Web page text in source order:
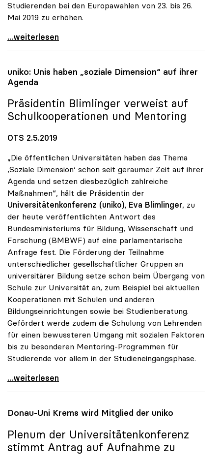
Studierenden bei den Europawahlen von 23. bis 26.
Mai 2019 zu erhöhen.
uniko präsentierte Banner „Universities vote for
...weiterlesen
uniko: Unis haben „soziale Dimension“ auf ihrer
Agenda
Präsidentin Blimlinger verweist auf
Schulkooperationen und Mentoring
OTS 2.5.2019
„Die öffentlichen Universitäten haben das Thema
,Soziale Dimension‘ schon seit geraumer Zeit auf ihrer
Agenda und setzen diesbezüglich zahlreiche
Maßnahmen“, hält die Präsidentin der
Universitätenkonferenz (uniko), Eva Blimlinger, zu
der heute veröffentlichten Antwort des
Bundesministeriums für Bildung, Wissenschaft und
Forschung (BMBWF) auf eine parlamentarische
Anfrage fest. Die Förderung der Teilnahme
unterschiedlicher gesellschaftlicher Gruppen an
universitärer Bildung setze schon beim Übergang von
Schule zur Universität an, zum Beispiel bei aktuellen
Kooperationen mit Schulen und anderen
Bildungseinrichtungen sowie bei Studienberatung.
Gefördert werde zudem die Schulung von Lehrenden
für einen bewussteren Umgang mit sozialen Faktoren
bis zu besonderen Mentoring-Programmen für
Studierende vor allem in der Studieneingangsphase.
uniko: Unis haben „soziale Dimension“ auf ihrer
...weiterlesen
Donau-Uni Krems wird Mitglied der uniko
Plenum der Universitätenkonferenz
stimmt Antrag auf Aufnahme zu